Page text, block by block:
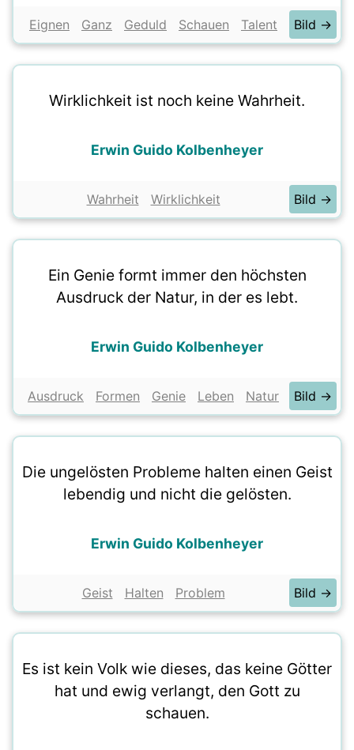
Eignen Ganz Geduld Schauen Talent Bild →
Wirklichkeit ist noch keine Wahrheit.
Erwin Guido Kolbenheyer
Wahrheit Wirklichkeit Bild →
Ein Genie formt immer den höchsten
Ausdruck der Natur, in der es lebt.
Erwin Guido Kolbenheyer
Ausdruck Formen Genie Leben Natur Bild →
Die ungelösten Probleme halten einen Geist
lebendig und nicht die gelösten.
Erwin Guido Kolbenheyer
Geist Halten Problem Bild →
Es ist kein Volk wie dieses, das keine Götter
hat und ewig verlangt, den Gott zu
schauen.